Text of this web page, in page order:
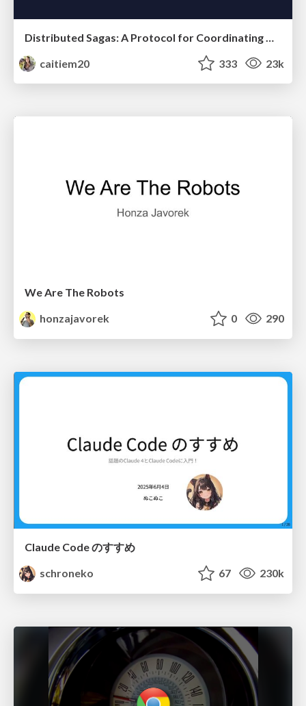
caitiem20
333 23k
We Are The Robots
honzajavorek
0 290
Claude Code のすすめ
schroneko
67 230k